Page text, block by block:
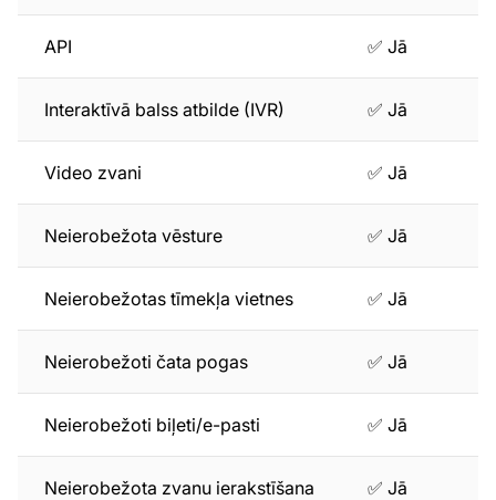
API ✅ Jā
Interaktīvā balss atbilde (IVR) ✅ Jā
Video zvani ✅ Jā
Neierobežota vēsture ✅ Jā
Neierobežotas tīmekļa vietnes ✅ Jā
Neierobežoti čata pogas ✅ Jā
Neierobežoti biļeti/e-pasti ✅ Jā
Neierobežota zvanu ierakstīšana ✅ Jā